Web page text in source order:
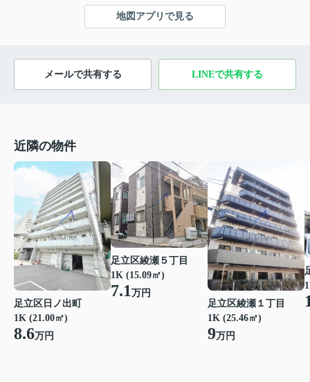
地図アプリで見る
メールで共有する LINEで共有する
近隣の物件
足立区日ノ出町
1K (21.00㎡)
8.6万円
足立区綾瀬５丁目
1K (15.09㎡)
7.1万円
足立区綾瀬１丁目
1K (25.46㎡)
9万円